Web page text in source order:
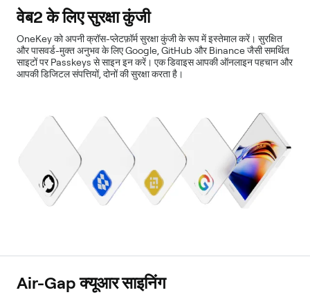
वेब2 के लिए सुरक्षा कुंजी
OneKey को अपनी क्रॉस-प्लेटफ़ॉर्म सुरक्षा कुंजी के रूप में इस्तेमाल करें। सुरक्षित
और पासवर्ड-मुक्त अनुभव के लिए Google, GitHub और Binance जैसी समर्थित
साइटों पर Passkeys से साइन इन करें। एक डिवाइस आपकी ऑनलाइन पहचान और
आपकी डिजिटल संपत्तियों, दोनों की सुरक्षा करता है।
Air-Gap क्यूआर साइनिंग